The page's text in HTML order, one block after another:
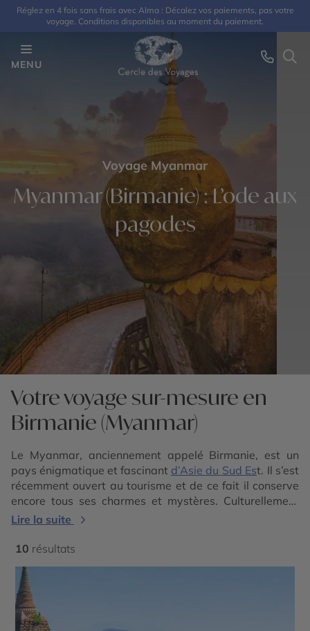
Réglez en 4 fois sans frais avec Alma : Décalez vos paiements, pas votre
voyage. Conditions disponibles au moment du paiement.
MENU
Voyage Myanmar
Myanmar (Birmanie) : L’ode aux
pagodes
Votre voyage sur-mesure en
Birmanie (Myanmar)
Le Myanmar, anciennement appelé Birmanie, est un
pays énigmatique et fascinant d’Asie du Sud Est. Il s’est
récemment ouvert au tourisme et de ce fait il conserve
encore tous ses charmes et mystères. Culturellement
très riche le pays comprend de nombreux temples,
historiquement très symboliques. Le mélange des traits
historiques mais aussi dans la population sont assez
marquants et caractéristiques de la Birmanie. Le calme
et la sérénité qui se dégagent des monastères sont
toujours une sensation forte et la vue d’un bonze vêtu
Lire la suite
10 résultats